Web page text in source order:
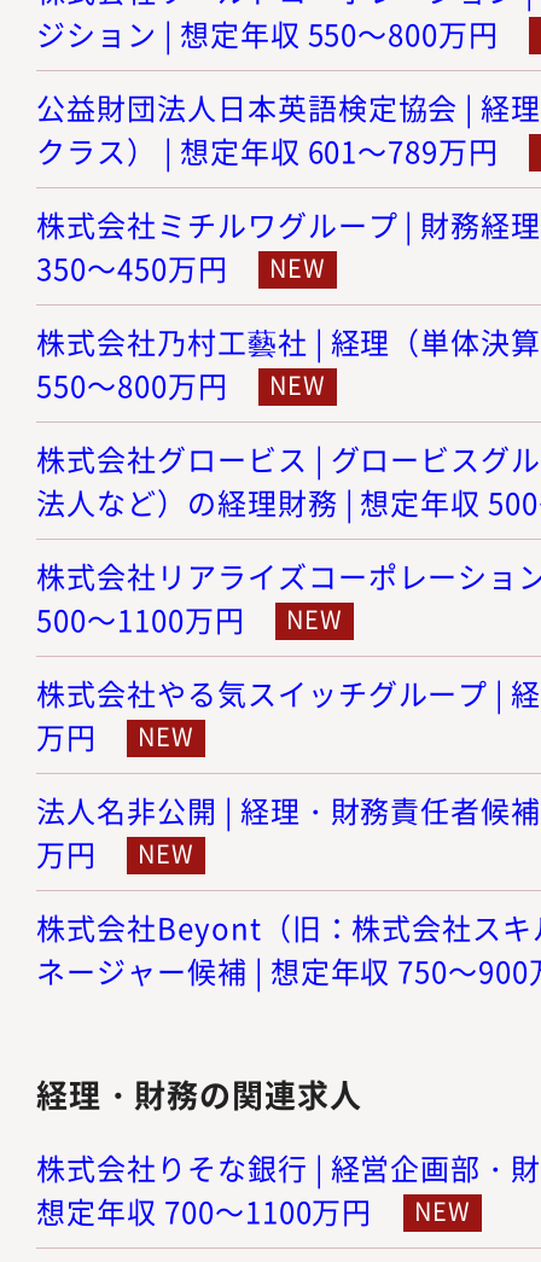
ジション | 想定年収 550～800万円
公益財団法人日本英語検定協会 | 経
クラス） | 想定年収 601～789万円
株式会社ミチルワグループ | 財務経
350～450万円
株式会社乃村工藝社 | 経理（単体決
550～800万円
株式会社グロービス | グロービスグ
法人など）の経理財務 | 想定年収
株式会社リアライズコーポレーショ
500～1100万円
株式会社やる気スイッチグループ |
万円
法人名非公開 | 経理・財務責任者候
万円
株式会社Beyont（旧：株式会社ス
ネージャー候補 | 想定年収 750～900
経理・財務の関連求人
株式会社りそな銀行 | 経営企画部・
想定年収 700～1100万円